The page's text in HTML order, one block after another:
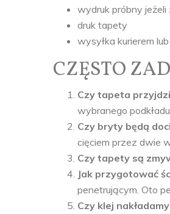
wydruk próbny
druk tapety
wysyłka kurierem
CZĘSTO
Czy tapeta
wybranego
Czy bryty będą
cięciem przez dwie
Czy tapety są
Jak przygotować
penetrującym. Oto
Czy klej